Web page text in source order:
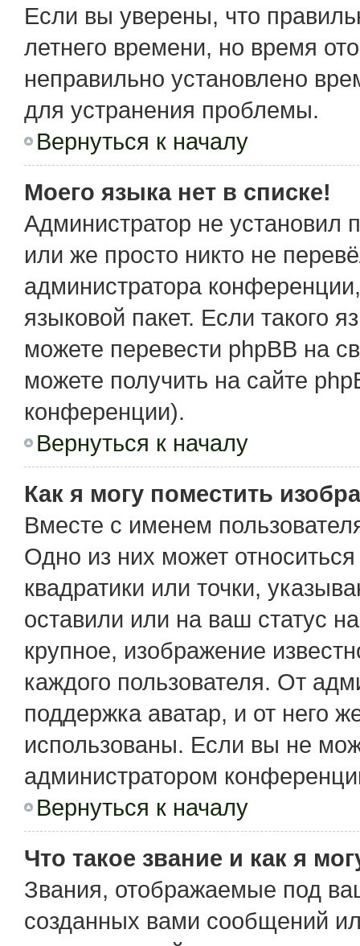
Если вы уверены, что
летнего времени, но время
неправильно установлено
для устранения проблемы.
Вернуться к началу
Моего языка нет в списке!
Администратор не установил
или же просто никто не
администратора
языковой пакет. Если такого
можете перевести phpBB на
можете получить на сайте
конференции).
Вернуться к началу
Как я могу поместить
Вместе с именем
Одно из них может
квадратики или точки,
оставили или на ваш статус
крупное, изображение
каждого пользователя. От
поддержка аватар, и от него
использованы. Если вы не
администратором
Вернуться к началу
Что такое звание и как я
Звания, отображаемые под
созданных вами сообщений